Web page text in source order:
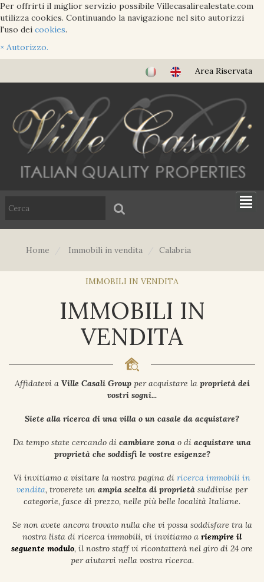
Per offrirti il miglior servizio possibile Villecasalirealestate.com
utilizza cookies. Continuando la navigazione nel sito autorizzi
l'uso dei cookies.
× Autorizzo.
Area Riservata
Home Immobili in vendita Calabria
IMMOBILI IN VENDITA
IMMOBILI IN
VENDITA
Affidatevi a Ville Casali Groupper acquistare la proprietà dei
vostri sogni...
Siete alla ricerca di una villa o un casale da acquistare?
Da tempo state cercando di cambiare zona o di acquistare una
proprietà che soddisfi le vostre esigenze?
Vi invitiamo a visitare la nostra pagina di ricerca immobili in
vendita, troverete un ampia scelta di proprietà suddivise per
categorie, fasce di prezzo, nelle più belle località Italiane.
Se non avete ancora trovato nulla che vi possa soddisfare tra la
nostra lista di ricerca immobili, vi invitiamo a riempire il
seguente modulo, il nostro staff vi ricontatterà nel giro di 24 ore
per aiutarvi nella vostra ricerca.